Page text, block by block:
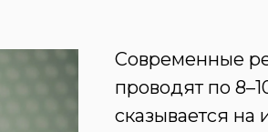
Современные
проводят по
сказывается